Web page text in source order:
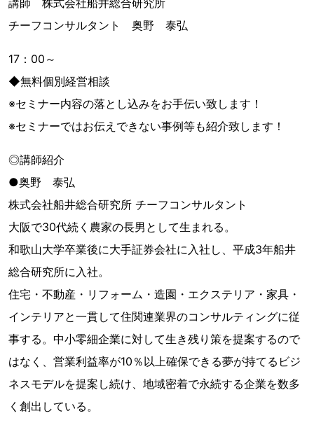
講師 株式会社船井総合研究所
チーフコンサルタント 奥野 泰弘
17：00～
◆無料個別経営相談
※セミナー内容の落とし込みをお手伝い致します！
※セミナーではお伝えできない事例等も紹介致します！
◎講師紹介
●奥野 泰弘
株式会社船井総合研究所 チーフコンサルタント
大阪で30代続く農家の長男として生まれる。
和歌山大学卒業後に大手証券会社に入社し、平成3年船井
総合研究所に入社。
住宅・不動産・リフォーム・造園・エクステリア・家具・
インテリアと一貫して住関連業界のコンサルティングに従
事する。中小零細企業に対して生き残り策を提案するので
はなく、営業利益率が10％以上確保できる夢が持てるビジ
ネスモデルを提案し続け、地域密着で永続する企業を数多
く創出している。